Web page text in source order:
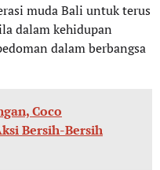
muda Bali untuk terus
dalam kehidupan
dalam berbangsa
Coco
Bersih-Bersih